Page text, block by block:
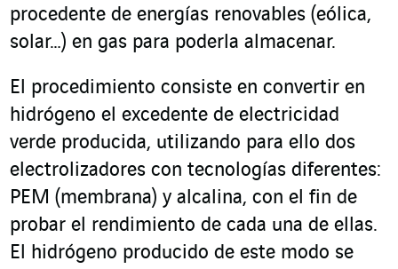
procedente de energías renovables (eólica,
solar…) en gas para poderla almacenar.
El procedimiento consiste en convertir en
hidrógeno el excedente de electricidad
verde producida, utilizando para ello dos
electrolizadores con tecnologías diferentes:
PEM (membrana) y alcalina, con el fin de
probar el rendimiento de cada una de ellas.
El hidrógeno producido de este modo se